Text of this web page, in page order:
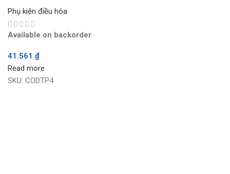
Phụ kiện điều hòa
Available on backorder
41.561 ₫
Read more
SKU: CODTP4